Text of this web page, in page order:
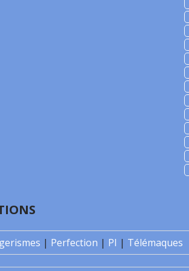
| Perfection | PI | Télémaques